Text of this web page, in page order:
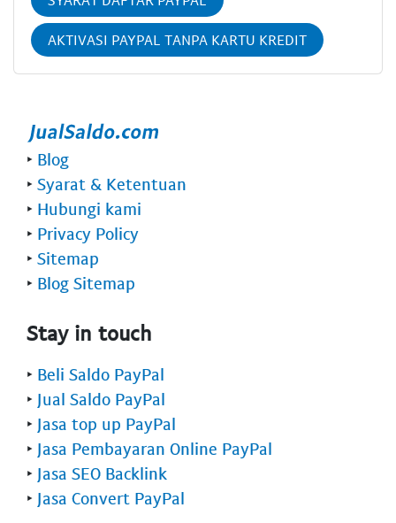
AKTIVASI PAYPAL TANPA KARTU KREDIT
‣ Blog
‣ Syarat & Ketentuan
‣ Hubungi kami
‣ Privacy Policy
‣ Sitemap
‣ Blog Sitemap
Stay in touch
‣ Beli Saldo PayPal
‣ Jual Saldo PayPal
‣ Jasa top up PayPal
‣ Jasa Pembayaran Online PayPal
‣ Jasa SEO Backlink
‣ Jasa Convert PayPal